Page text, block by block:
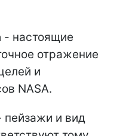
- настоящие
отражение
и
NASA.
пейзажи и вид